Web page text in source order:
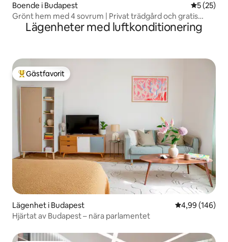
Boende i Budapest 5 av 5 i
5 (25)
Grönt hem med 4 sovrum | Privat trädgård och gratis
parkering
Lägenheter med luftkonditionering
Populär gästfavorit
Gästfavorit
Lägenhet i Budapest 4,99 av 5 i
4,99 (146)
Hjärtat av Budapest – nära parlamentet